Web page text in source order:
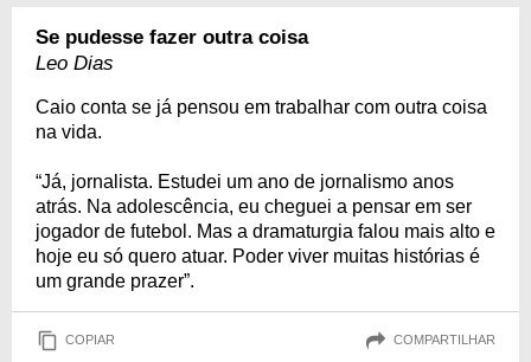
Se pudesse fazer outra coisa
Leo Dias
Caio conta se já pensou em trabalhar com outra coisa
na vida.
“Já, jornalista. Estudei um ano de jornalismo anos
atrás. Na adolescência, eu cheguei a pensar em ser
jogador de futebol. Mas a dramaturgia falou mais alto e
hoje eu só quero atuar. Poder viver muitas histórias é
um grande prazer”.
COPIAR COMPARTILHAR